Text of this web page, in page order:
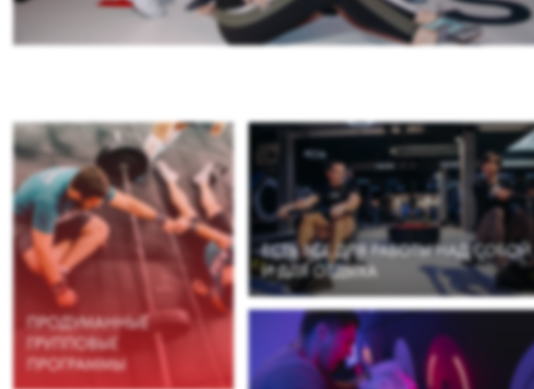
ГРУППОВЫЕ
ПРОГРАММЫ
ИНДИВИДУАЛЬНЫЙ
ЕСТЬ ВСЕ ДЛЯ РАБОТЫ НАД СОБОЙ
ИННОВАЦИОННОЕ
ОБОРУДОВАНИЕ
ДРУЖЕСТВЕННАЯ АТМОСФЕРА